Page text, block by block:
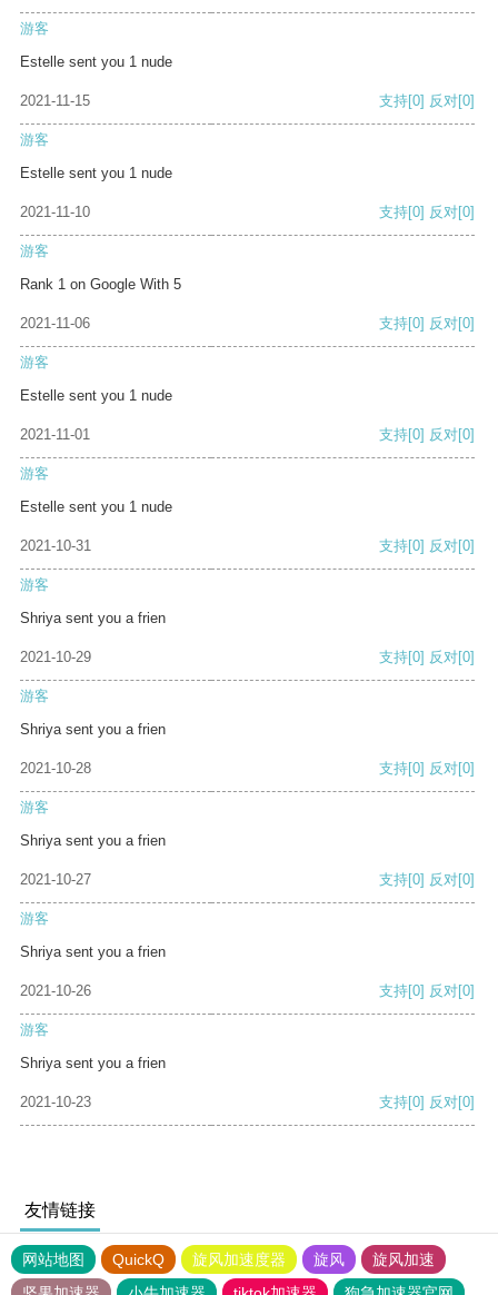
游客
Estelle sent you 1 nude
2021-11-15 支持[0] 反对[0]
游客
Estelle sent you 1 nude
2021-11-10 支持[0] 反对[0]
游客
Rank 1 on Google With 5
2021-11-06 支持[0] 反对[0]
游客
Estelle sent you 1 nude
2021-11-01 支持[0] 反对[0]
游客
Estelle sent you 1 nude
2021-10-31 支持[0] 反对[0]
游客
Shriya sent you a frien
2021-10-29 支持[0] 反对[0]
游客
Shriya sent you a frien
2021-10-28 支持[0] 反对[0]
游客
Shriya sent you a frien
2021-10-27 支持[0] 反对[0]
游客
Shriya sent you a frien
2021-10-26 支持[0] 反对[0]
游客
Shriya sent you a frien
2021-10-23 支持[0] 反对[0]
友情链接
网站地图 QuickQ 旋风加速度器 旋风
旋风加速